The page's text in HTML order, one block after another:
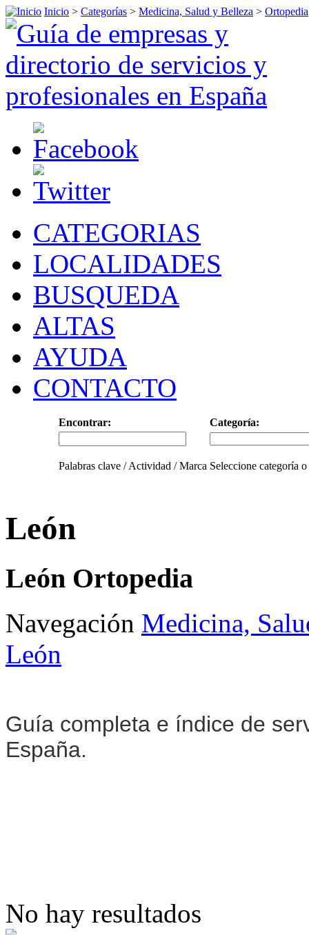
Inicio > Categorías > Medicina, Salud y Belleza > Ortopedia
CATEGORIAS
LOCALIDADES
BUSQUEDA
ALTAS
AYUDA
CONTACTO
Encontrar: Categoría:
Palabras clave / Actividad / Marca Seleccione categoría
León
León Ortopedia
Navegación Medicina,
León
Guía completa e índice de
España.
No hay resultados